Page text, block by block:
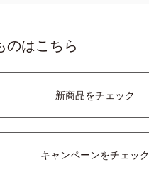
のはこちら
新商品をチェック
キャンペーンをチェック